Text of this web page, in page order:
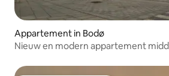
Appartement in Bodø
Nieuw en modern appartement